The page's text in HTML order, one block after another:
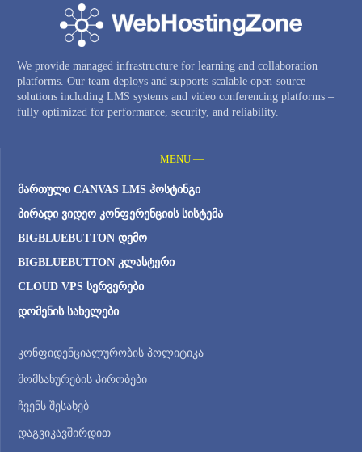
We provide managed infrastructure for learning and collaboration
platforms. Our team deploys and supports scalable open-source
solutions including LMS systems and video conferencing platforms –
fully optimized for performance, security, and reliability.
MENU —
ᲛᲐᲠᲗᲣᲚᲘ CANVAS LMS ᲰᲝᲡᲢᲘᲜᲒᲘ
ᲞᲘᲠᲐᲓᲘ ᲕᲘᲓᲔᲝ ᲙᲝᲜᲤᲔᲠᲔᲜᲪᲘᲘᲡ ᲡᲘᲡᲢᲔᲛᲐ
BIGBLUEBUTTON ᲓᲔᲛᲝ
BIGBLUEBUTTON ᲙᲚᲐᲡᲢᲔᲠᲘ
CLOUD VPS ᲡᲔᲠᲕᲔᲠᲔᲑᲘ
ᲓᲝᲛᲔᲜᲘᲡ ᲡᲐᲮᲔᲚᲔᲑᲘ
კონფიდენციალურობის პოლიტიკა
მომსახურების პირობები
ჩვენს შესახებ
დაგვიკავშირდით